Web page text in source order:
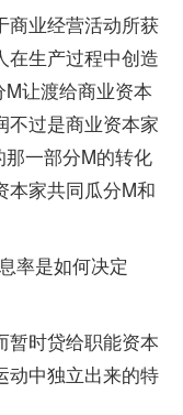
业经营活动所获
在生产过程中创造
让渡给商业资本
不过是商业资本家
一部分M的转化
本家共同瓜分M和
率是如何决定
时贷给职能资本
动中独立出来的特